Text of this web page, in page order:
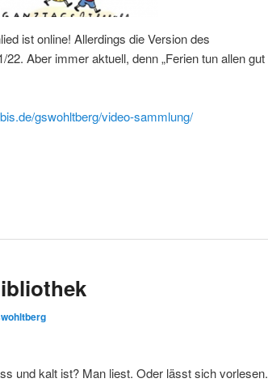
ist online! Allerdings die Version des
Aber immer aktuell, denn „Ferien tun allen gut
gswohltberg/video-sammlung/
und kalt ist? Man liest. Oder lässt sich vorlesen.